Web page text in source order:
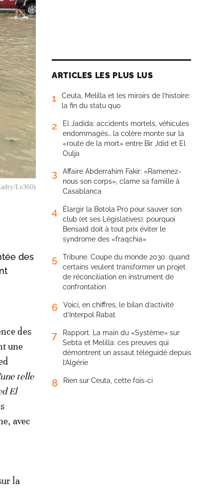
Le360)
des
des
une
telle
El
avec
la
ARTICLES LES PLUS LUS
1
Ceuta, Melilla et les miroirs de l’histoire:
la fin du statu quo
2
El Jadida: accidents mortels, véhicules
endommagés… la colère monte sur la
«route de la mort» entre Bir Jdid et El
Oulja
3
Affaire Abderrahim Fakir: «Ramenez-
nous son corps», clame sa famille à
Casablanca
4
Élargir la Botola Pro pour sauver son
club (et ses Législatives): pourquoi
Bensaïd doit à tout prix éviter le
syndrome des «fraqchia»
5
Tribune. Coupe du monde 2030: quand
certains veulent transformer un projet
de réconciliation en instrument de
confrontation
6
Voici, en chiffres, le bilan d’activité
d’Interpol Rabat
7
Rapport. La main du «Système» sur
Sebta et Melilla: ces preuves qui
démontrent un assaut téléguidé depuis
l’Algérie
8 Rien sur Ceuta, cette fois-ci